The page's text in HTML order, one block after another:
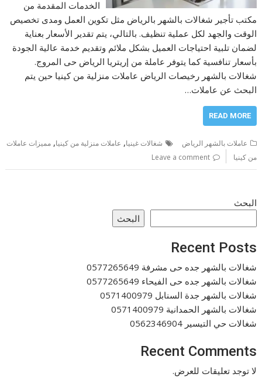
الخدمات المقدمة من
مكتب تأجير شغالات بالشهر بالرياض مثل تكوين العمل ومدى تخصيص
الوقت والجهد لكل عملية تنظيف. بالتالي، يتم تقدير الأسعار بعناية
لضمان تلبية احتياجات العميل بشكل ملائم وتقديم خدمة عالية الجودة
بأسعار تنافسية كما يتوفر عاملة من إريتريا الرياض حى المروج.
شغالات بالشهر رخيصات الرياض عاملات منزلية من كينيا حين يتم
البحث عن عاملات…
READ MORE
عاملات بالشهر الرياض شغالات غينيا, عاملات منزلية من كينيا,مميزات عاملات
من كينيا
Leave a comment
البحث
البحث
Recent Posts
شغالات بالشهر جده حى مشرفة 0577265649
شغالات بالشهر جده حى الفيحاء 0577265649
شغالات بالشهر جدة السنابل 0571400979
شغالات بالشهر الحمدانية 0571400979
شغالات حي التيسير 0562346904
Recent Comments
لا توجد تعليقات للعرض.